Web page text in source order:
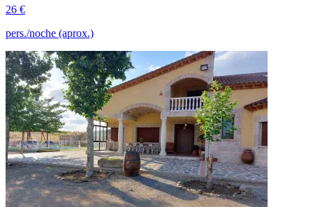
26 €
pers./noche (aprox.)